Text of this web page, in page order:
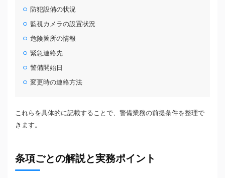
防犯設備の状況
監視カメラの設置状況
危険箇所の情報
緊急連絡先
警備開始日
変更時の連絡方法
これらを具体的に記載することで、警備業務の前提条件を整理で
きます。
条項ごとの解説と実務ポイント